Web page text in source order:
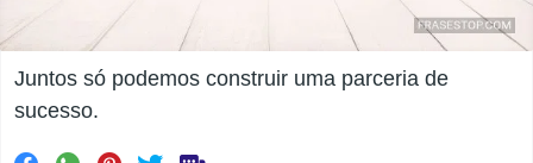
Juntos só podemos construir uma parceria de
sucesso.